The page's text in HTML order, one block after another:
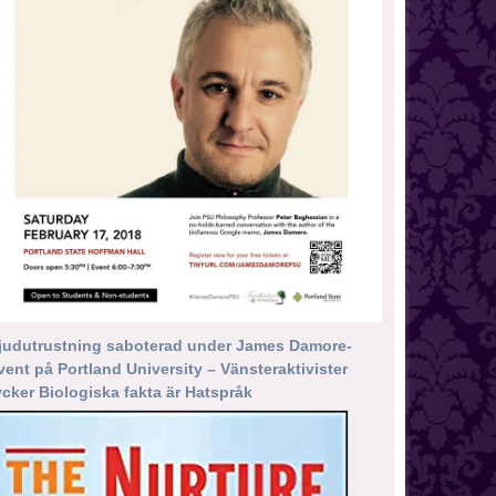
saboterad under James Damore-
på Portland University – Vänsteraktivister
Biologiska fakta är Hatspråk